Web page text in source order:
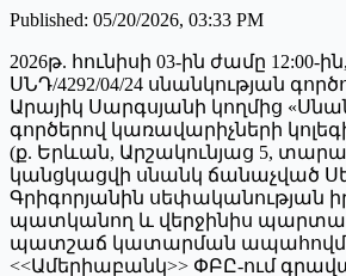
Published: 05/20/2026, 03:33 PM
2026թ. հունիսի 03-ին ժամը 12:00-
ՍՆԴ/4292/04/24 սնանկության
Արայիկ Սարգսյանի կողմից
գործերով կառավարիչների
(ք. Երևան, Արշակունյաց 5,
կանցկացվի սնանկ ճանաչված
Գրիգորյանին սեփականության
պատկանող և վերջինիս
պատշաճ կատարման
<<Ամերիաբանկ>> ՓԲԸ-ում